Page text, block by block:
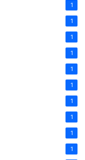
1
1
1
1
1
1
1
1
1
1